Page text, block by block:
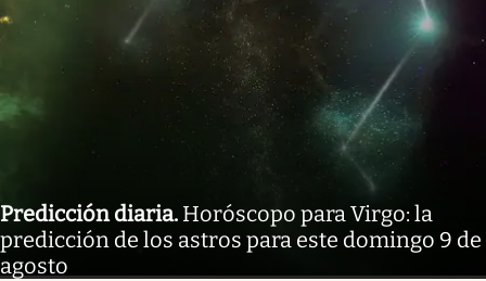
Predicción diaria. Horóscopo para Virgo: la
predicción de los astros para este domingo 9 de
agosto